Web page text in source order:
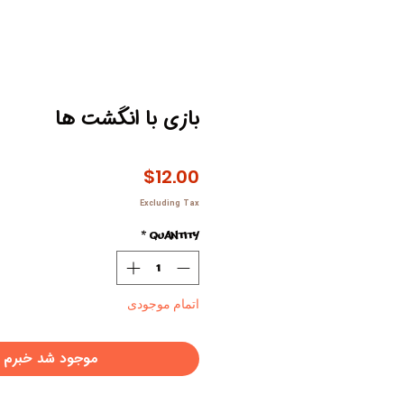
بازی با انگشت ها
$12.00
Excluding Tax
Quantity
*
اتمام موجودی
موجود شد